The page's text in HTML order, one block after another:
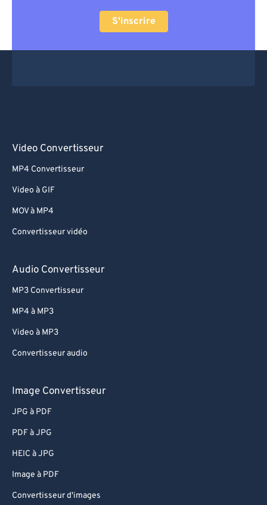
S'inscrire
Video Convertisseur
MP4 Convertisseur
Video à GIF
MOV à MP4
Convertisseur vidéo
Audio Convertisseur
MP3 Convertisseur
MP4 à MP3
Video à MP3
Convertisseur audio
Image Convertisseur
JPG à PDF
PDF à JPG
HEIC à JPG
Image à PDF
Convertisseur d'images